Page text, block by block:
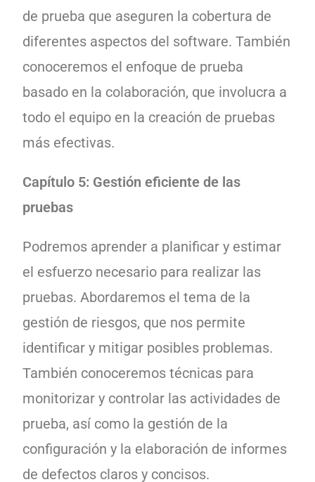
de prueba que aseguren la cobertura de
diferentes aspectos del software. También
conoceremos el enfoque de prueba
basado en la colaboración, que involucra a
todo el equipo en la creación de pruebas
más efectivas.
Capítulo 5: Gestión eficiente de las
pruebas
Podremos aprender a planificar y estimar
el esfuerzo necesario para realizar las
pruebas. Abordaremos el tema de la
gestión de riesgos, que nos permite
identificar y mitigar posibles problemas.
También conoceremos técnicas para
monitorizar y controlar las actividades de
prueba, así como la gestión de la
configuración y la elaboración de informes
de defectos claros y concisos.